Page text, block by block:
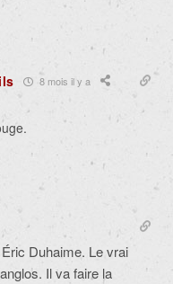
8 mois il y a
Duhaime. Le vrai
Il va faire la